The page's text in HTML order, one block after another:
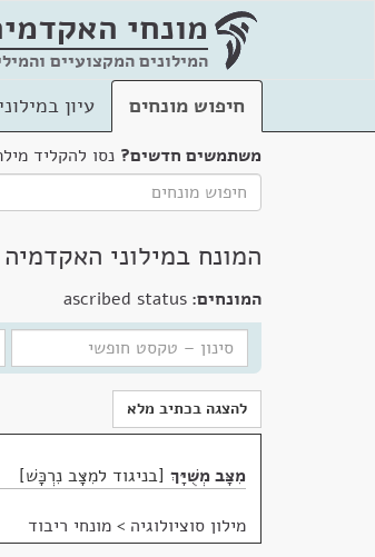
מונחי
המילונים המקצועיים
חיפוש מונחים עיון
משתמשים חדשים? נסו להקליד
המונח במילוני האקדמיה
המונחים: ascribed status
להצגה בכתיב מלא
מִצָּב מְשֻׁיָּךְ בניגוד למִצָּב נִרְכָּשׁ
מילון סוציולוגיה > מונחי ריבוד